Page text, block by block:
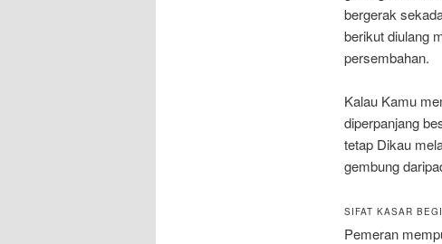
bergerak
berikut diulang
persembahan.
Kalau Kamu
diperpanjang
tetap Dikau
gembung
SIFAT KASAR
Pemeran